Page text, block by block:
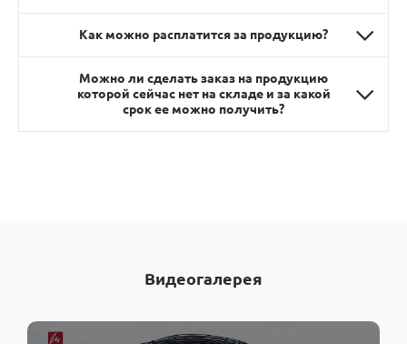
Как можно расплатится за продукцию?
Можно ли сделать заказ на продукцию
которой сейчас нет на складе и за какой
срок ее можно получить?
Видеогалерея